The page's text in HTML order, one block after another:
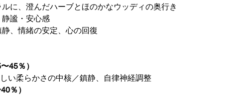
に、澄んだハーブとほのかなウッディの奥行き
謐・安心感
、情緒の安定、心の回復
45％）
い柔らかさの中核／鎮静、自律神経調整
％）